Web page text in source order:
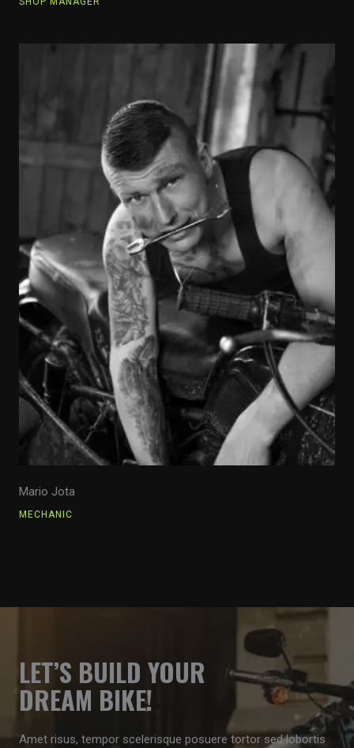
Mario Jota
MECHANIC
LET’S BUILD YOUR
DREAM BIKE!
Amet risus, tempor scelerisque posuere tortor sed lobortis